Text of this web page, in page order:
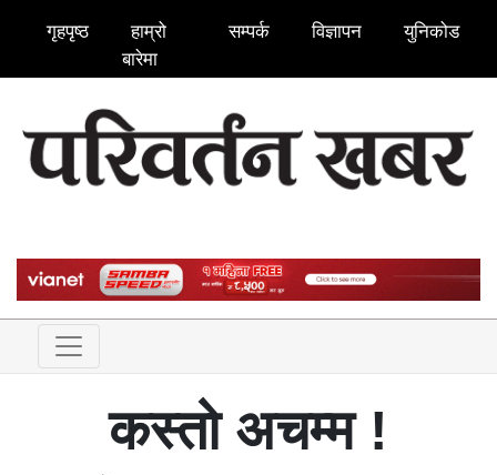
गृहपृष्ठ
हाम्रो
बारेमा
सम्पर्क विज्ञापन युनिकोड
कस्तो अचम्म !